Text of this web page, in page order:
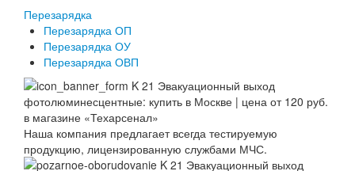
Перезарядка
Перезарядка ОП
Перезарядка ОУ
Перезарядка ОВП
Наша компания предлагает всегда тестируемую
продукцию, лицензированную службами МЧС.